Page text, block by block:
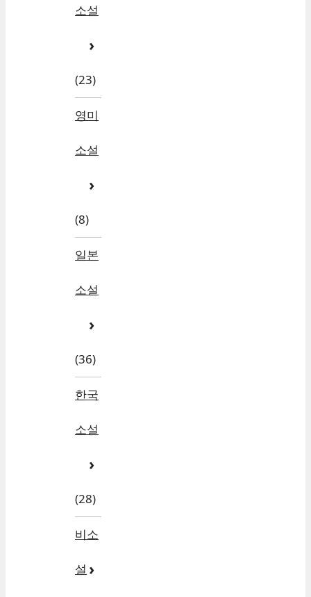
소설
(23)
영미
소설
(8)
일본
소설
(36)
한국
소설
(28)
비소
설